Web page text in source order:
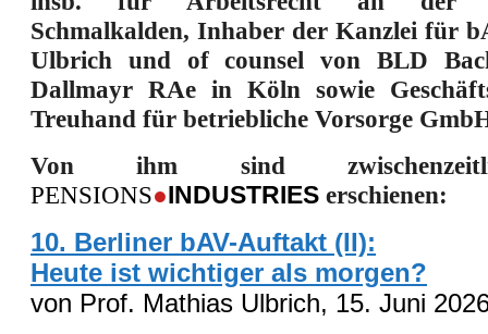
Schmalkalden, Inhaber der Kanzlei für
Ulbrich und of counsel von BLD
Dallmayr RAe in Köln sowie
Treuhand für betriebliche Vorsorge
Von ihm sind
PENSIONS●INDUSTRIES erschienen:
10. Berliner bAV-Auftakt (II):
Heute ist wichtiger als morgen?
von Prof. Mathias Ulbrich, 15. Juni